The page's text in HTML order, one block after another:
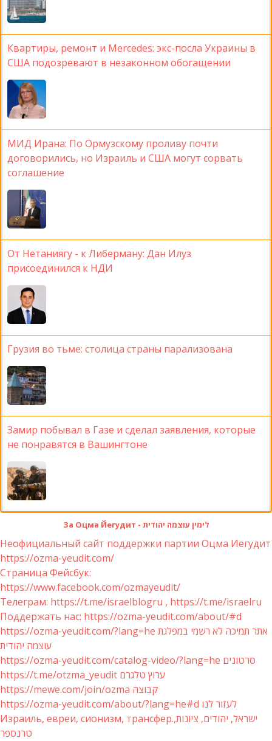
Квартиры, ремонт и Mercedes: экс-посла Украины в
США подозревают в незаконном обогащении
МИД Ирана: По Ормузскому проливу почти
договорились, но Израиль и США могут сорвать
соглашение
От Нетаниягу - к Либерману: Дан Илуз
присоединился к НДИ
Грузия во тьме: столица страны парализована
Замир побывал в Газе и сделал заявления, которые
не понравятся в Вашингтоне
За Оцма Йегудит - לימין עוצמה יהודית
Неофициальный сайт поддержки партии Оцма Иегудит
https://ozma-yeudit.com/
Страница Фейсбук:
https://www.facebook.com/ozmayeudit/
Телеграм: https://t.me/israelblogru , https://t.me/israelru
Поддержать нас: https://ozma-yeudit.com/about/#d
https://ozma-yeudit.com/?lang=he אתר תמיכה לא רשמי במפלגת
עוצמה יהודית
https://ozma-yeudit.com/catalog-video/?lang=he סרטונים
https://t.me/otzma_yeudit ערוץ טלגרם
https://mewe.com/join/ozma קבוצה
https://ozma-yeudit.com/about/?lang=he#d לעזור לנו
Израиль, евреи, сионизм, трансфер.ישראל, יהודים, ציונות,
טרנספר